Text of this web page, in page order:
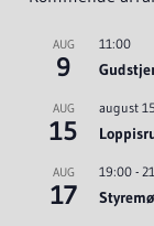
AUG
9
11:00
AUG
15
august
AUG
17
19:00-